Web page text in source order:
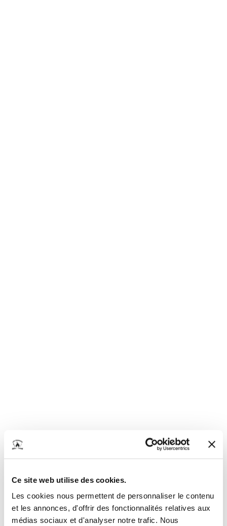
Ce site web utilise des cookies.
Les cookies nous permettent de personnaliser le contenu
et les annonces, d'offrir des fonctionnalités relatives aux
médias sociaux et d'analyser notre trafic. Nous